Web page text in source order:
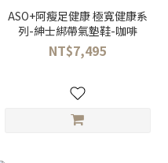
ASO+阿瘦足健康 極寬健康系
列-紳士綁帶氣墊鞋-咖啡
NT$7,495